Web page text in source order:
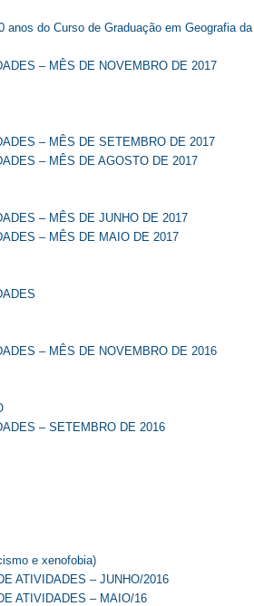
do Curso de Graduação em Geografia da
– MÊS DE NOVEMBRO DE 2017
– MÊS DE SETEMBRO DE 2017
– MÊS DE AGOSTO DE 2017
– MÊS DE JUNHO DE 2017
– MÊS DE MAIO DE 2017
– MÊS DE NOVEMBRO DE 2016
– SETEMBRO DE 2016
e xenofobia)
ATIVIDADES – JUNHO/2016
ATIVIDADES – MAIO/16